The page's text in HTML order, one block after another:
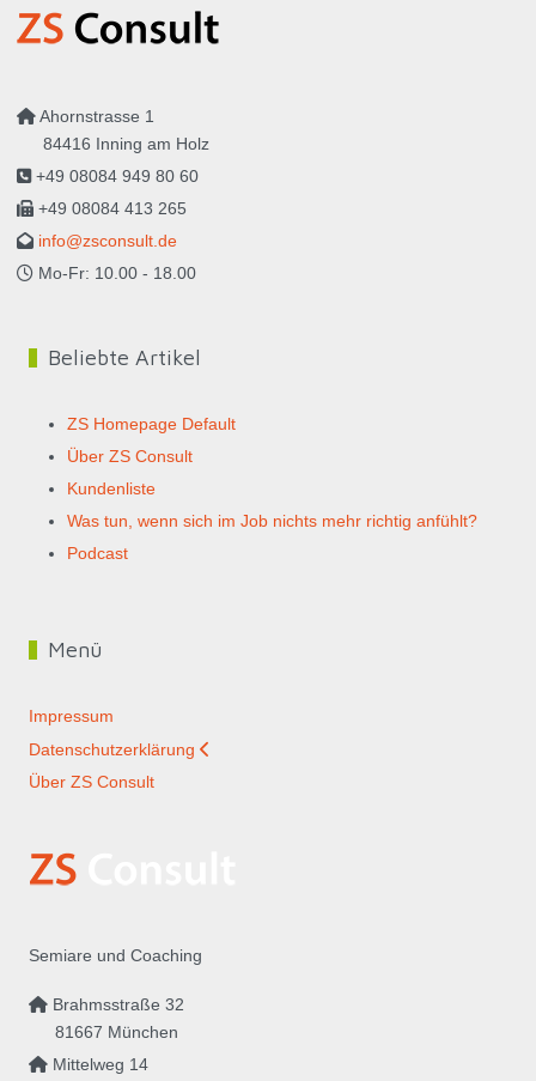
Ahornstrasse 1
84416 Inning am Holz
+49 08084 949 80 60
+49 08084 413 265
info@zsconsult.de
Mo-Fr: 10.00 - 18.00
Beliebte Artikel
ZS Homepage Default
Über ZS Consult
Kundenliste
Was tun, wenn sich im Job nichts mehr richtig anfühlt?
Podcast
Menü
Impressum
Datenschutzerklärung
Über ZS Consult
Semiare und Coaching
Brahmsstraße 32
81667 München
Mittelweg 14